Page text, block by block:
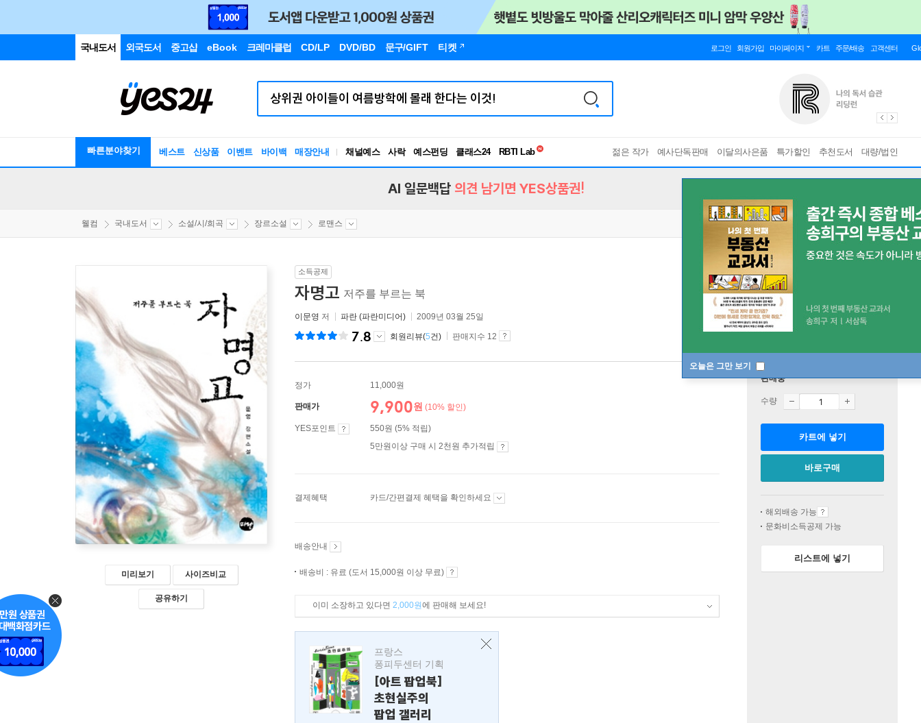
국내도서 외국도서 중고샵 eBook 크레마클럽 CD/LP DVD/BD 문구/GIFT 티켓 로그인 회원가입 마이페이지 카트 주문/배송 고객센터
빠른분야찾기 베스트 신상품 이벤트 바이백 매장안내 채널예스 사락 예스펀딩 클래스24
독서유형검사
젊은 작가 예사단독판매 이달의사은품 특가할인 추천도서 대량/법인
오늘은 그만 보기
AI 일문백답 의견 남기면 YES상품권!
웰컴 국내도서 소설/시/희곡 장르소설 로맨스
미리보기 사이즈비교
공유하기
소득공제
자명고 저주를 부르는 북
이문영 저 파란 (파란미디어) 2009년 03월 25일
7.8 회원리뷰(5건) 판매지수 12
정가 11,000원
판매가 9,900원 (10% 할인)
YES포인트
550원 (5% 적립)
5만원이상 구매 시 2천원 추가적립
결제혜택 카드/간편결제 혜택을 확인하세요
배송안내
배송비 : 유료 (도서 15,000원 이상 무료)
이미 소장하고 있다면 2,000원에 판매해 보세요!
프랑스
퐁피두센터 기획
[아트 팝업북]
초현실주의
팝업 갤러리
판매중
수량
카트에 넣기
바로구매
해외배송 가능
문화비소득공제 가능
리스트에 넣기